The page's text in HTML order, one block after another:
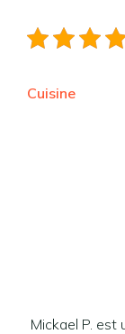
Cuisine
Mickael P. est